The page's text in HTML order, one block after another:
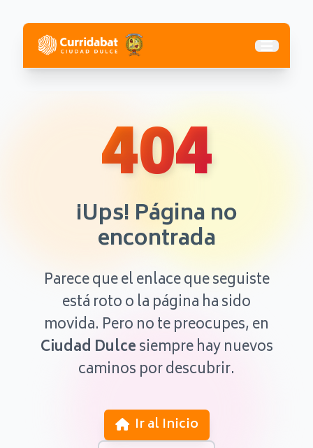
Abrir
404
¡Ups! Página no
encontrada
Parece que el enlace que seguiste
está roto o la página ha sido
movida. Pero no te preocupes, en
Ciudad Dulcesiempre hay nuevos
caminos por descubrir.
Ir al Inicio